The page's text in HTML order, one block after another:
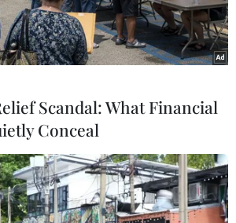
lạnh xuất khẩu tại Công ty cổ phần Thủy
Scandal: What Financial
Conceal